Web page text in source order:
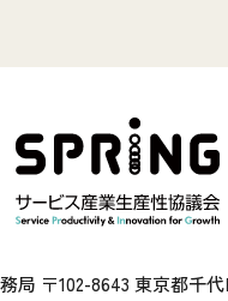
局 〒102-8643 東京都千